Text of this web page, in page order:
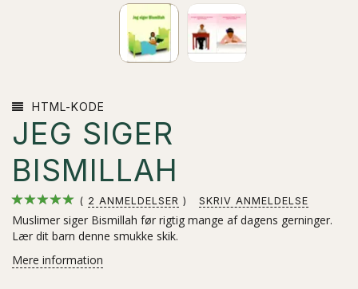
HTML-KODE
JEG SIGER
BISMILLAH
2 ANMELDELSER SKRIV ANMELDELSE
Muslimer siger Bismillah før rigtig mange af dagens gerninger.
Lær dit barn denne smukke skik.
Mere information